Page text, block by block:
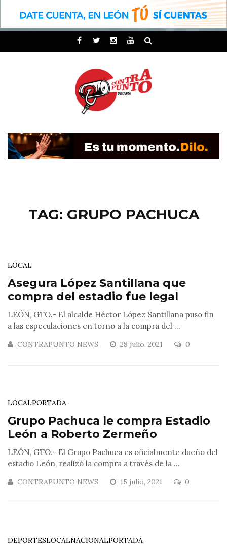
TAG: GRUPO PACHUCA
LOCAL
Asegura López Santillana que
compra del estadio fue legal
LEÓN, GTO.- El alcalde Héctor López Santillana puso fin
a las especulaciones en torno a la compra del ...
CONTRAPUNTO NEWS 28 julio, 2021 0
LOCALPORTADA
Grupo Pachuca le compra Estadio
León a Roberto Zermeño
LEÓN, GTO.- El Grupo Pachuca es oficialmente dueño del
estadio León, realizó la compra a través de la ...
CONTRAPUNTO NEWS 15 julio, 2021 0
DEPORTESLOCALNACIONALPORTADA